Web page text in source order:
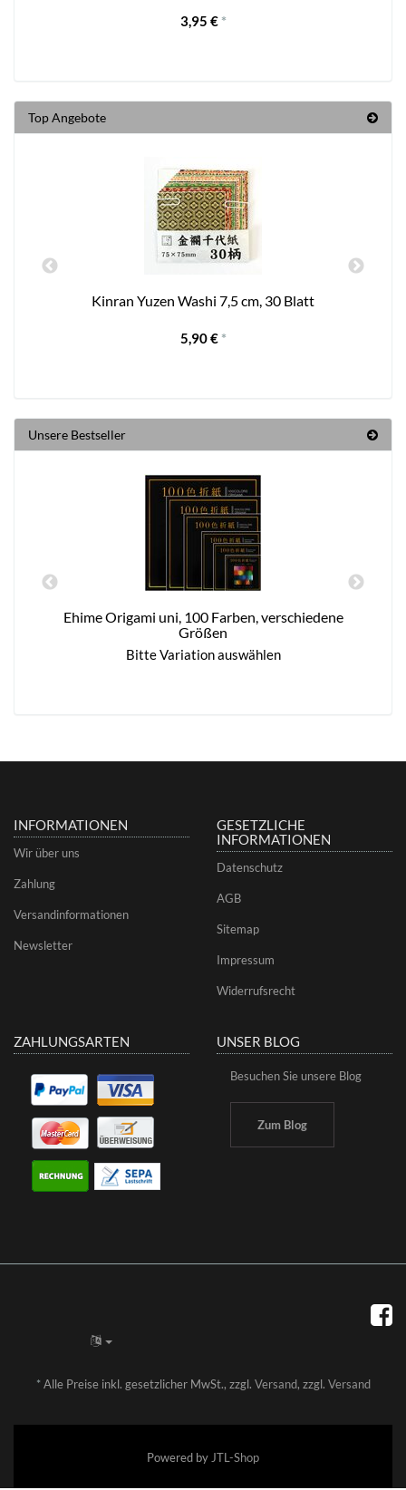
3,95 € *
Top Angebote
Kinran Yuzen Washi 7,5 cm, 30 Blatt
5,90 € *
Unsere Bestseller
Ehime Origami uni, 100 Farben, verschiedene
Größen
Bitte Variation auswählen
INFORMATIONEN
Wir über uns
Zahlung
Versandinformationen
Newsletter
GESETZLICHE
INFORMATIONEN
Datenschutz
AGB
Sitemap
Impressum
Widerrufsrecht
ZAHLUNGSARTEN UNSER BLOG
Besuchen Sie unsere Blog
Zum Blog
*Alle Preise inkl. gesetzlicher MwSt., zzgl. Versand, zzgl. Versand
Powered by JTL-Shop